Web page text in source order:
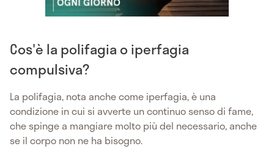
Cos'è la polifagia o iperfagia
compulsiva?
La polifagia, nota anche come iperfagia, è una
condizione in cui si avverte un continuo senso di fame,
che spinge a mangiare molto più del necessario, anche
se il corpo non ne ha bisogno.